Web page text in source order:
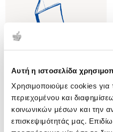
Αυτή η ιστοσελίδα
Χρησιμοποιούμε cookies για
περιεχομένου και
κοινωνικών μέσων και την
επισκεψιμότητάς μας.
(0)
(P/B) SUBCULTURES READER
GELDER KENNETH
Κωδ. Πολιτείας:3707-1720